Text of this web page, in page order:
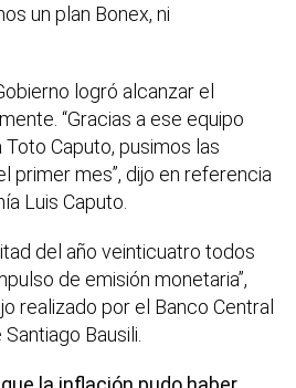
un plan Bonex, ni
logró alcanzar el
“Gracias a ese equipo
Caputo, pusimos las
primer mes”, dijo en referencia
Luis Caputo.
del año veinticuatro todos
de emisión monetaria”,
realizado por el Banco Central
Bausili.